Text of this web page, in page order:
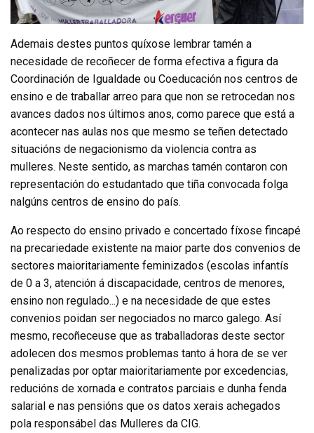
Ademais destes puntos quíxose lembrar tamén a
necesidade de recoñecer de forma efectiva a figura da
Coordinación de Igualdade ou Coeducación nos centros de
ensino e de traballar arreo para que non se retrocedan nos
avances dados nos últimos anos, como parece que está a
acontecer nas aulas nos que mesmo se teñen detectado
situacións de negacionismo da violencia contra as
mulleres. Neste sentido, as marchas tamén contaron con
representación do estudantado que tiña convocada folga
nalgúns centros de ensino do país.
Ao respecto do ensino privado e concertado fíxose fincapé
na precariedade existente na maior parte dos convenios de
sectores maioritariamente feminizados (escolas infantís
de 0 a 3, atención á discapacidade, centros de menores,
ensino non regulado...) e na necesidade de que estes
convenios poidan ser negociados no marco galego. Así
mesmo, recoñeceuse que as traballadoras deste sector
adolecen dos mesmos problemas tanto á hora de se ver
penalizadas por optar maioritariamente por excedencias,
reducións de xornada e contratos parciais e dunha fenda
salarial e nas pensións que os datos xerais achegados
pola responsábel das Mulleres da CIG.